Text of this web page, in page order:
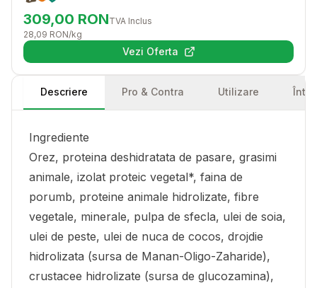
309,00 RONTVA Inclus
28,09 RON/kg
Vezi Oferta(se deschide într-o filă nouă)
Descriere Pro & Contra Utilizare
Ingrediente
Orez, proteina deshidratata de pasare, grasimi
animale, izolat proteic vegetal*, faina de
porumb, proteine animale hidrolizate, fibre
vegetale, minerale, pulpa de sfecla, ulei de soia,
ulei de peste, ulei de nuca de cocos, drojdie
hidrolizata (sursa de Manan-Oligo-Zaharide),
crustacee hidrolizate (sursa de glucozamina),